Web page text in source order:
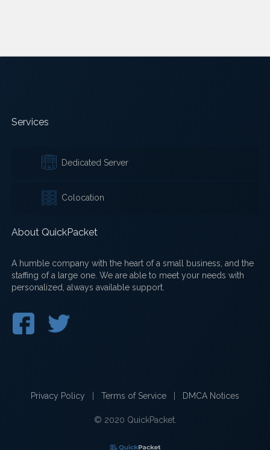
Services
Dedicated Server
Colocation
About QuickPacket
A humble company with the heart of a small business, and the
staffing of a large one. We are able to meet your needs with
personalized, always available support.
Privacy Policy Terms of Service DMCA Notices
© 2020 QuickPacket.